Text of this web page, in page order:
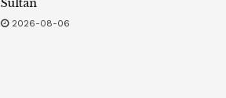
Sultan
2026-08-06